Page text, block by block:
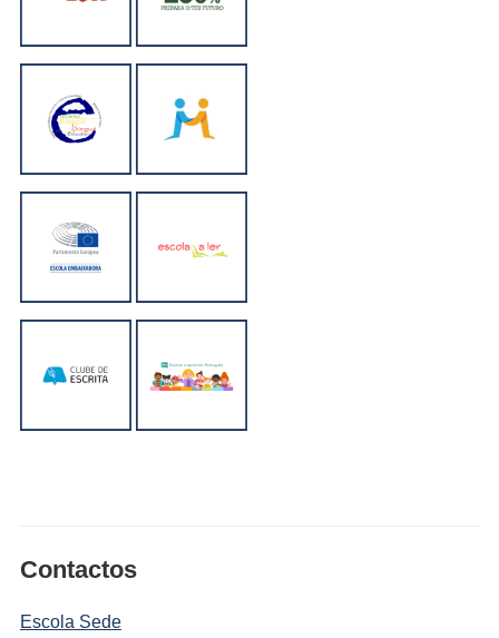
Contactos
Escola Sede